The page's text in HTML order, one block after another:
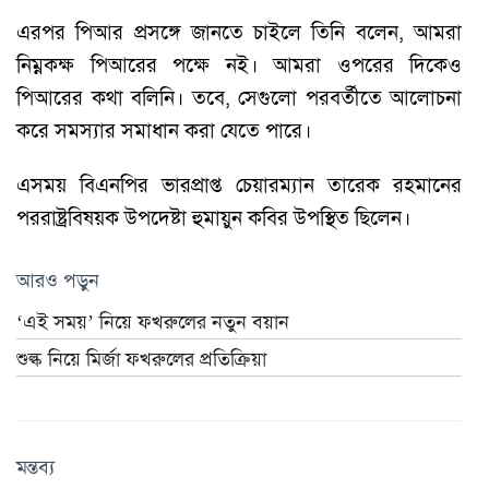
এরপর পিআর প্রসঙ্গে জানতে চাইলে তিনি বলেন, আমরা
নিম্নকক্ষ পিআরের পক্ষে নই। আমরা ওপরের দিকেও
পিআরের কথা বলিনি। তবে, সেগুলো পরবর্তীতে আলোচনা
করে সমস্যার সমাধান করা যেতে পারে।
এসময় বিএনপির ভারপ্রাপ্ত চেয়ারম্যান তারেক রহমানের
পররাষ্ট্রবিষয়ক উপদেষ্টা হুমায়ুন কবির উপস্থিত ছিলেন।
আরও পড়ুন
‘এই সময়’ নিয়ে ফখরুলের নতুন বয়ান
শুল্ক নিয়ে মির্জা ফখরুলের প্রতিক্রিয়া
মন্তব্য